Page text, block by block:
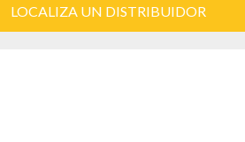
LOCALIZA UN DISTRIBUIDOR